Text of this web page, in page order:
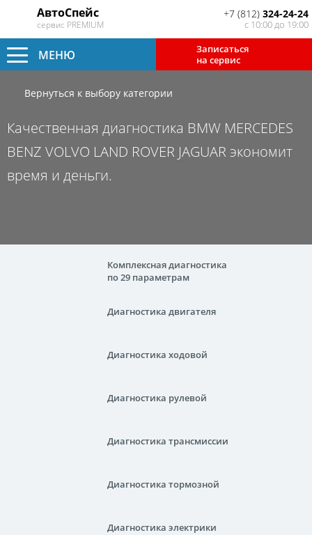
АвтоСпейс
сервис PREMIUM
+7 (812) 324-24-24
с 10:00 до 19:00
Записаться
на сервис
МЕНЮ
Вернуться к выбору категории
Качественная диагностика BMW MERCEDES
BENZ VOLVO LAND ROVER JAGUAR экономит
время и деньги.
Комплексная диагностика
по 29 параметрам
Диагностика двигателя
Диагностика ходовой
Диагностика рулевой
Диагностика трансмиссии
Диагностика тормозной
Диагностика электрики